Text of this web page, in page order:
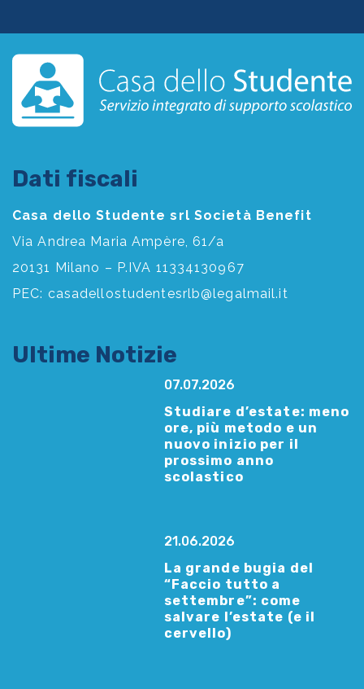
Dati fiscali
Casa dello Studente srl Società Benefit
Via Andrea Maria Ampère, 61/a
20131 Milano – P.IVA 11334130967
PEC: casadellostudentesrlb@legalmail.it
Ultime Notizie
07.07.2026
Studiare d’estate: meno
ore, più metodo e un
nuovo inizio per il
prossimo anno
scolastico
21.06.2026
La grande bugia del
“Faccio tutto a
settembre”: come
salvare l’estate (e il
cervello)